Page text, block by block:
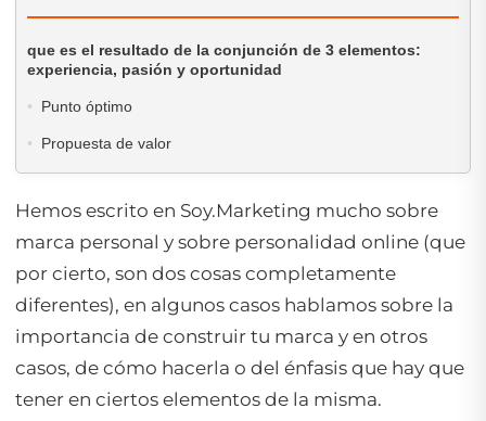
que es el resultado de la conjunción de 3 elementos:
experiencia, pasión y oportunidad
Punto óptimo
Propuesta de valor
Hemos escrito en Soy.Marketing mucho sobre
marca personal y sobre personalidad online (que
por cierto, son dos cosas completamente
diferentes), en algunos casos hablamos sobre la
importancia de construir tu marca y en otros
casos, de cómo hacerla o del énfasis que hay que
tener en ciertos elementos de la misma.